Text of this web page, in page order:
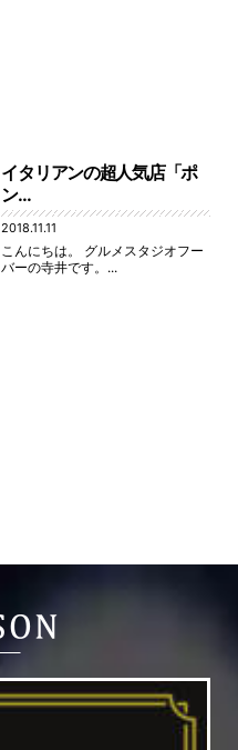
イタリアンの超人気店「ポ
ン...
2018.11.11
こんにちは。 グルメスタジオフー
バーの寺井です。...